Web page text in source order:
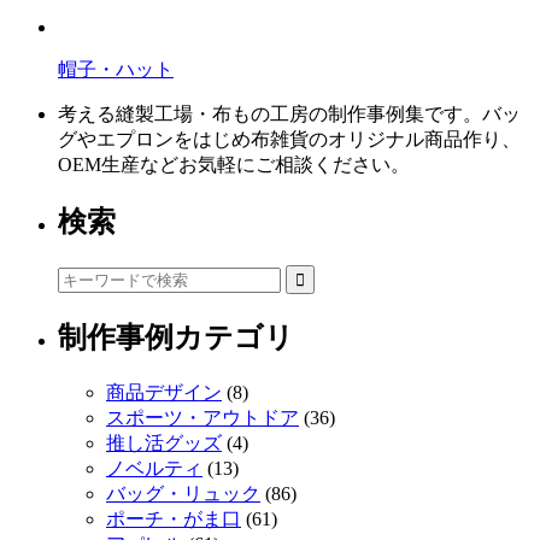
帽子・ハット
考える縫製工場・布もの工房の制作事例集です。バッ
グやエプロンをはじめ布雑貨のオリジナル商品作り、
OEM生産などお気軽にご相談ください。
検索
制作事例カテゴリ
商品デザイン (8)
スポーツ・アウトドア (36)
推し活グッズ (4)
ノベルティ (13)
バッグ・リュック (86)
ポーチ・がま口 (61)